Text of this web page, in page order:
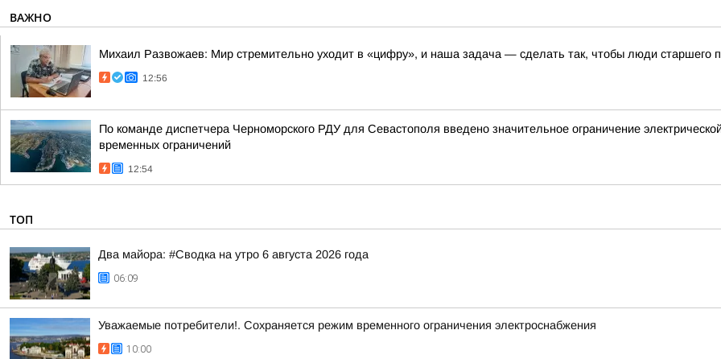
ВАЖНО
Михаил Развожаев: Мир стремительно уходит в «цифру», и наша задача — сделать так, чтобы люди старшего
12:56
По команде диспетчера Черноморского РДУ для Севастополя введено значительное ограничение
временных ограничений
12:54
ТОП
Два майора: #Сводка на утро 6 августа 2026 года
06:09
Уважаемые потребители!. Сохраняется режим временного ограничения электроснабжения
10:00